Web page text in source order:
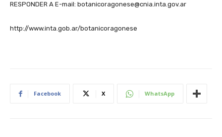
RESPONDER A E-mail: botanicoragonese@cnia.inta.gov.ar
http://www.inta.gob.ar/botanicoragonese
Facebook X WhatsApp